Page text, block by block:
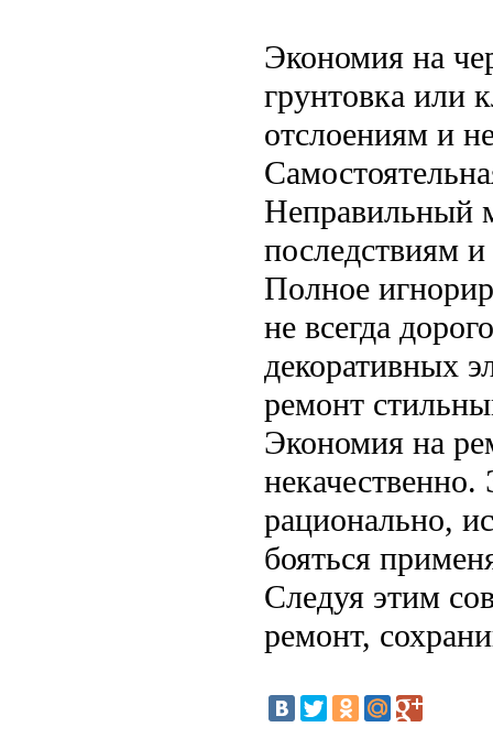
Экономия на
грунтовка или
отслоениям и
Неправильный
последствиям
Полное
не всегда
декоративных
ремонт
Экономия на
некачественно.
рационально,
бояться
Следуя этим
ремонт,